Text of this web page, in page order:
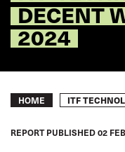
DECENT
2024
Breadcrumb
HOME ITF
REPORT PUBLISHED02